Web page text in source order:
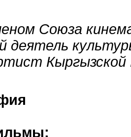
Союза
деятель
Кыргызской